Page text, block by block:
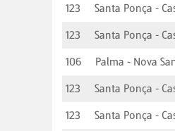
123
Santa Ponça -
123
Santa Ponça -
106
Palma - Nova
123
Santa Ponça -
123
Santa Ponça -